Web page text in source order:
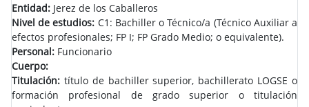
Entidad: Jerez de los Caballeros
Nivel de estudios: C1: Bachiller o Técnico/a (Técnico Auxiliar a
efectos profesionales; FP I; FP Grado Medio; o equivalente).
Personal: Funcionario
Cuerpo:
Titulación: título de bachiller superior, bachillerato LOGSE o
formación profesional de grado superior o titulación